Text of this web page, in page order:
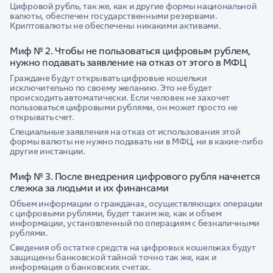
Цифровой рубль, так же, как и другие формы национальной
валюты, обеспечен государственными резервами.
Криптовалюты не обеспечены никакими активами.
Миф № 2. Чтобы не пользоваться цифровым рублем,
нужно подавать заявление на отказ от этого в МФЦ
Граждане будут открывать цифровые кошельки
исключительно по своему желанию. Это не будет
происходить автоматически. Если человек не захочет
пользоваться цифровыми рублями, он может просто не
открывать счет.
Специальные заявления на отказ от использования этой
формы валюты не нужно подавать ни в МФЦ, ни в какие-либо
другие инстанции.
Миф № 3. После внедрения цифрового рубля начнется
слежка за людьми и их финансами
Объем информации о гражданах, осуществляющих операции
с цифровыми рублями, будет таким же, как и объем
информации, установленный по операциям с безналичными
рублями.
Сведения об остатке средств на цифровых кошельках будут
защищены банковской тайной точно так же, как и
информация о банковских счетах.